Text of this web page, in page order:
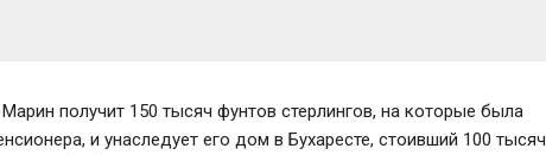
получит 150 тысяч фунтов стерлингов, на которые была
и унаследует его дом в Бухаресте, стоивший 100 тысяч